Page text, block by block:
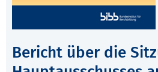
Bericht über die